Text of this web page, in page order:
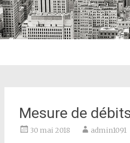
Mesure de
30 mai 2018 admin1091